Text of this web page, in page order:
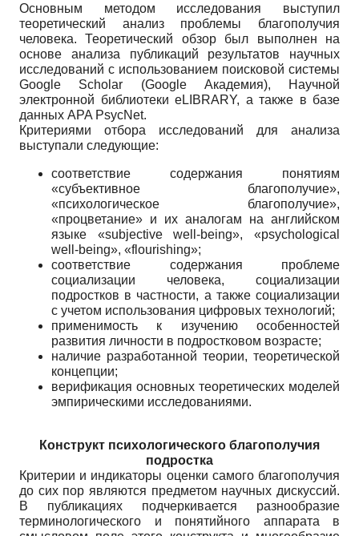
Основным методом исследования выступил
теоретический анализ проблемы благополучия
человека. Теоретический обзор был выполнен на
основе анализа публикаций результатов научных
исследований с использованием поисковой системы
Google Scholar (Google Академия), Научной
электронной библиотеки eLIBRARY, а также в базе
данных APA PsycNet.
Критериями отбора исследований для анализа
выступали следующие:
соответствие содержания понятиям
«субъективное благополучие»,
«психологическое благополучие»,
«процветание» и их аналогам на английском
языке «subjective well-being», «psychological
well-being», «flourishing»;
соответствие содержания проблеме
социализации человека, социализации
подростков в частности, а также социализации
с учетом использования цифровых технологий;
применимость к изучению особенностей
развития личности в подростковом возрасте;
наличие разработанной теории, теоретической
концепции;
верификация основных теоретических моделей
эмпирическими исследованиями.
Конструкт психологического благополучия
подростка
Критерии и индикаторы оценки самого благополучия
до сих пор являются предметом научных дискуссий.
В публикациях подчеркивается разнообразие
терминологического и понятийного аппарата в